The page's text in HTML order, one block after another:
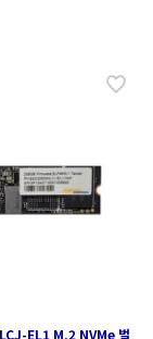
EL1 M.2 NVMe 벌